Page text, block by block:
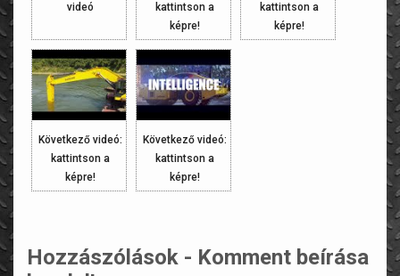
videó
kattintson a
képre!
kattintson a
képre!
Következő videó:
kattintson a
képre!
Következő videó:
kattintson a
képre!
Hozzászólások - Komment beírása